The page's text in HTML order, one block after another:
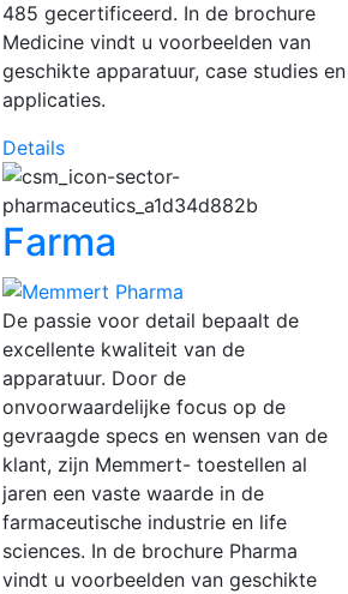
485 gecertificeerd. In de brochure
Medicine vindt u voorbeelden van
geschikte apparatuur, case studies en
applicaties.
Details
Farma
De passie voor detail bepaalt de
excellente kwaliteit van de
apparatuur. Door de
onvoorwaardelijke focus op de
gevraagde specs en wensen van de
klant, zijn Memmert- toestellen al
jaren een vaste waarde in de
farmaceutische industrie en life
sciences. In de brochure Pharma
vindt u voorbeelden van geschikte